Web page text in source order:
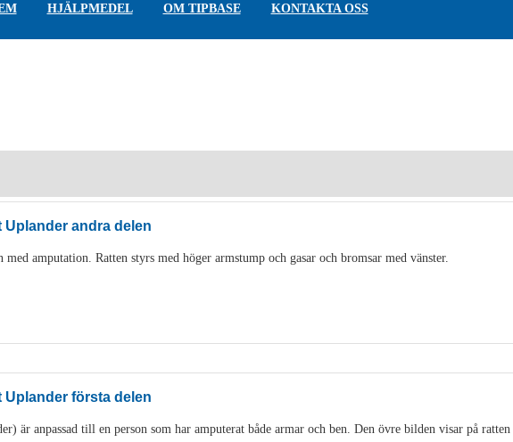
HJÄLPMEDEL OM TIPBASE KONTAKTA OSS
andra delen
amputation. Ratten styrs med höger armstump och gasar och bromsar med vänster.
första delen
är anpassad till en person som har amputerat både armar och ben. Den övre bilden visar på